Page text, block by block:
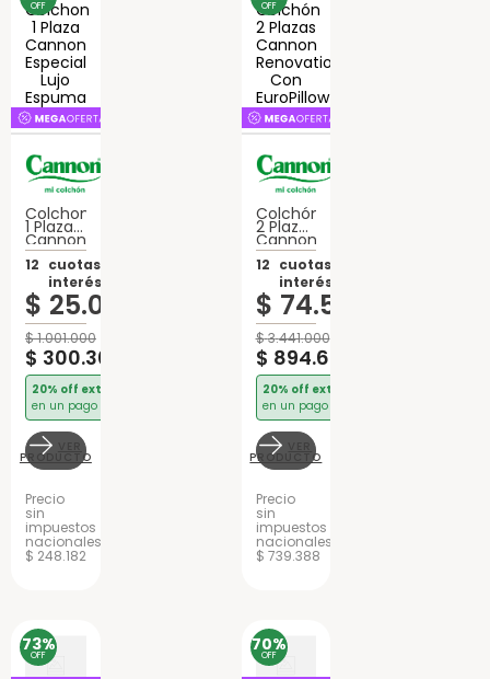
OFF
Colchon
1 Plaza
Cannon
Especial
Lujo
Espuma
12 cuotas sin
interés de:
$ 25.025
$1.001.000
$ 300.300
20% off extra
en un pago
PRODUCTO
Precio
sin
impuestos
nacionales
$ 248.182
OFF
Colchón
2 Plazas
Cannon
Renovation
Con
EuroPillow
Espuma
12 cuotas sin
interés de:
$ 74.555
$3.441.000
$ 894.660
20% off extra
en un pago
PRODUCTO
Precio
sin
impuestos
nacionales
$ 739.388
73%
OFF
70%
OFF